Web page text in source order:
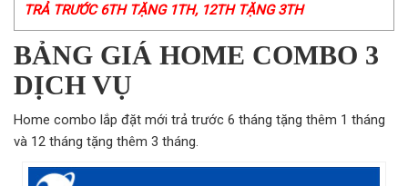
TRẢ TRƯỚC 6TH TẶNG 1TH, 12TH TẶNG 3TH
BẢNG GIÁ HOME COMBO 3
DỊCH VỤ
Home combo lắp đặt mới trả trước 6 tháng tặng thêm 1 tháng
và 12 tháng tặng thêm 3 tháng.